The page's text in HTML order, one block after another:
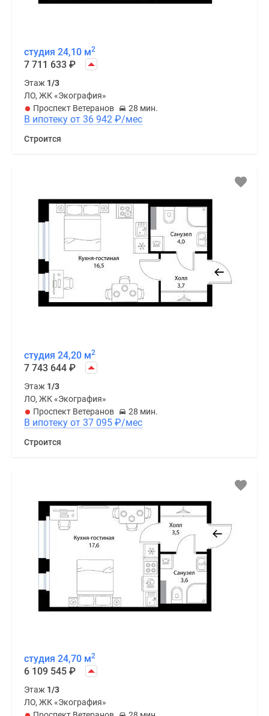
студия 24,10 м2
7 711 633 ₽
Этаж 1/3
ЛО, ЖК «Экография»
Проспект Ветеранов
28 мин.
В ипотеку от 36 942 ₽/мес
Строится
студия 24,20 м2
7 743 644 ₽
Этаж 1/3
ЛО, ЖК «Экография»
Проспект Ветеранов
28 мин.
В ипотеку от 37 095 ₽/мес
Строится
студия 24,70 м2
6 109 545 ₽
Этаж 1/3
ЛО, ЖК «Экография»